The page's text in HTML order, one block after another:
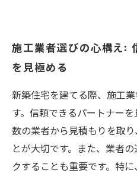
施工業者選びの心構え:
を見極める
新築住宅を建てる際、施工
す。信頼できるパートナー
数の業者から見積もりを取
とが大切です。また、業者
クすることも重要です。特